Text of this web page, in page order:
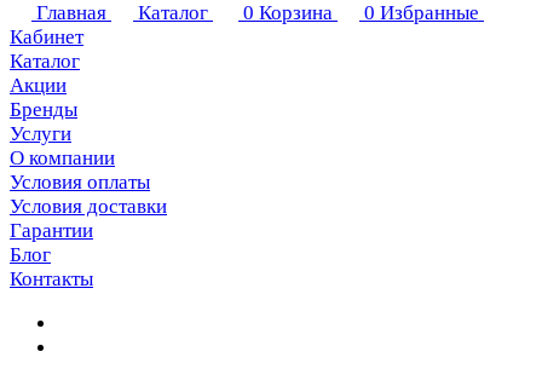
Главная Каталог 0 Корзина 0 Избранные
Кабинет
Каталог
Акции
Бренды
Услуги
О компании
Условия оплаты
Условия доставки
Гарантии
Блог
Контакты